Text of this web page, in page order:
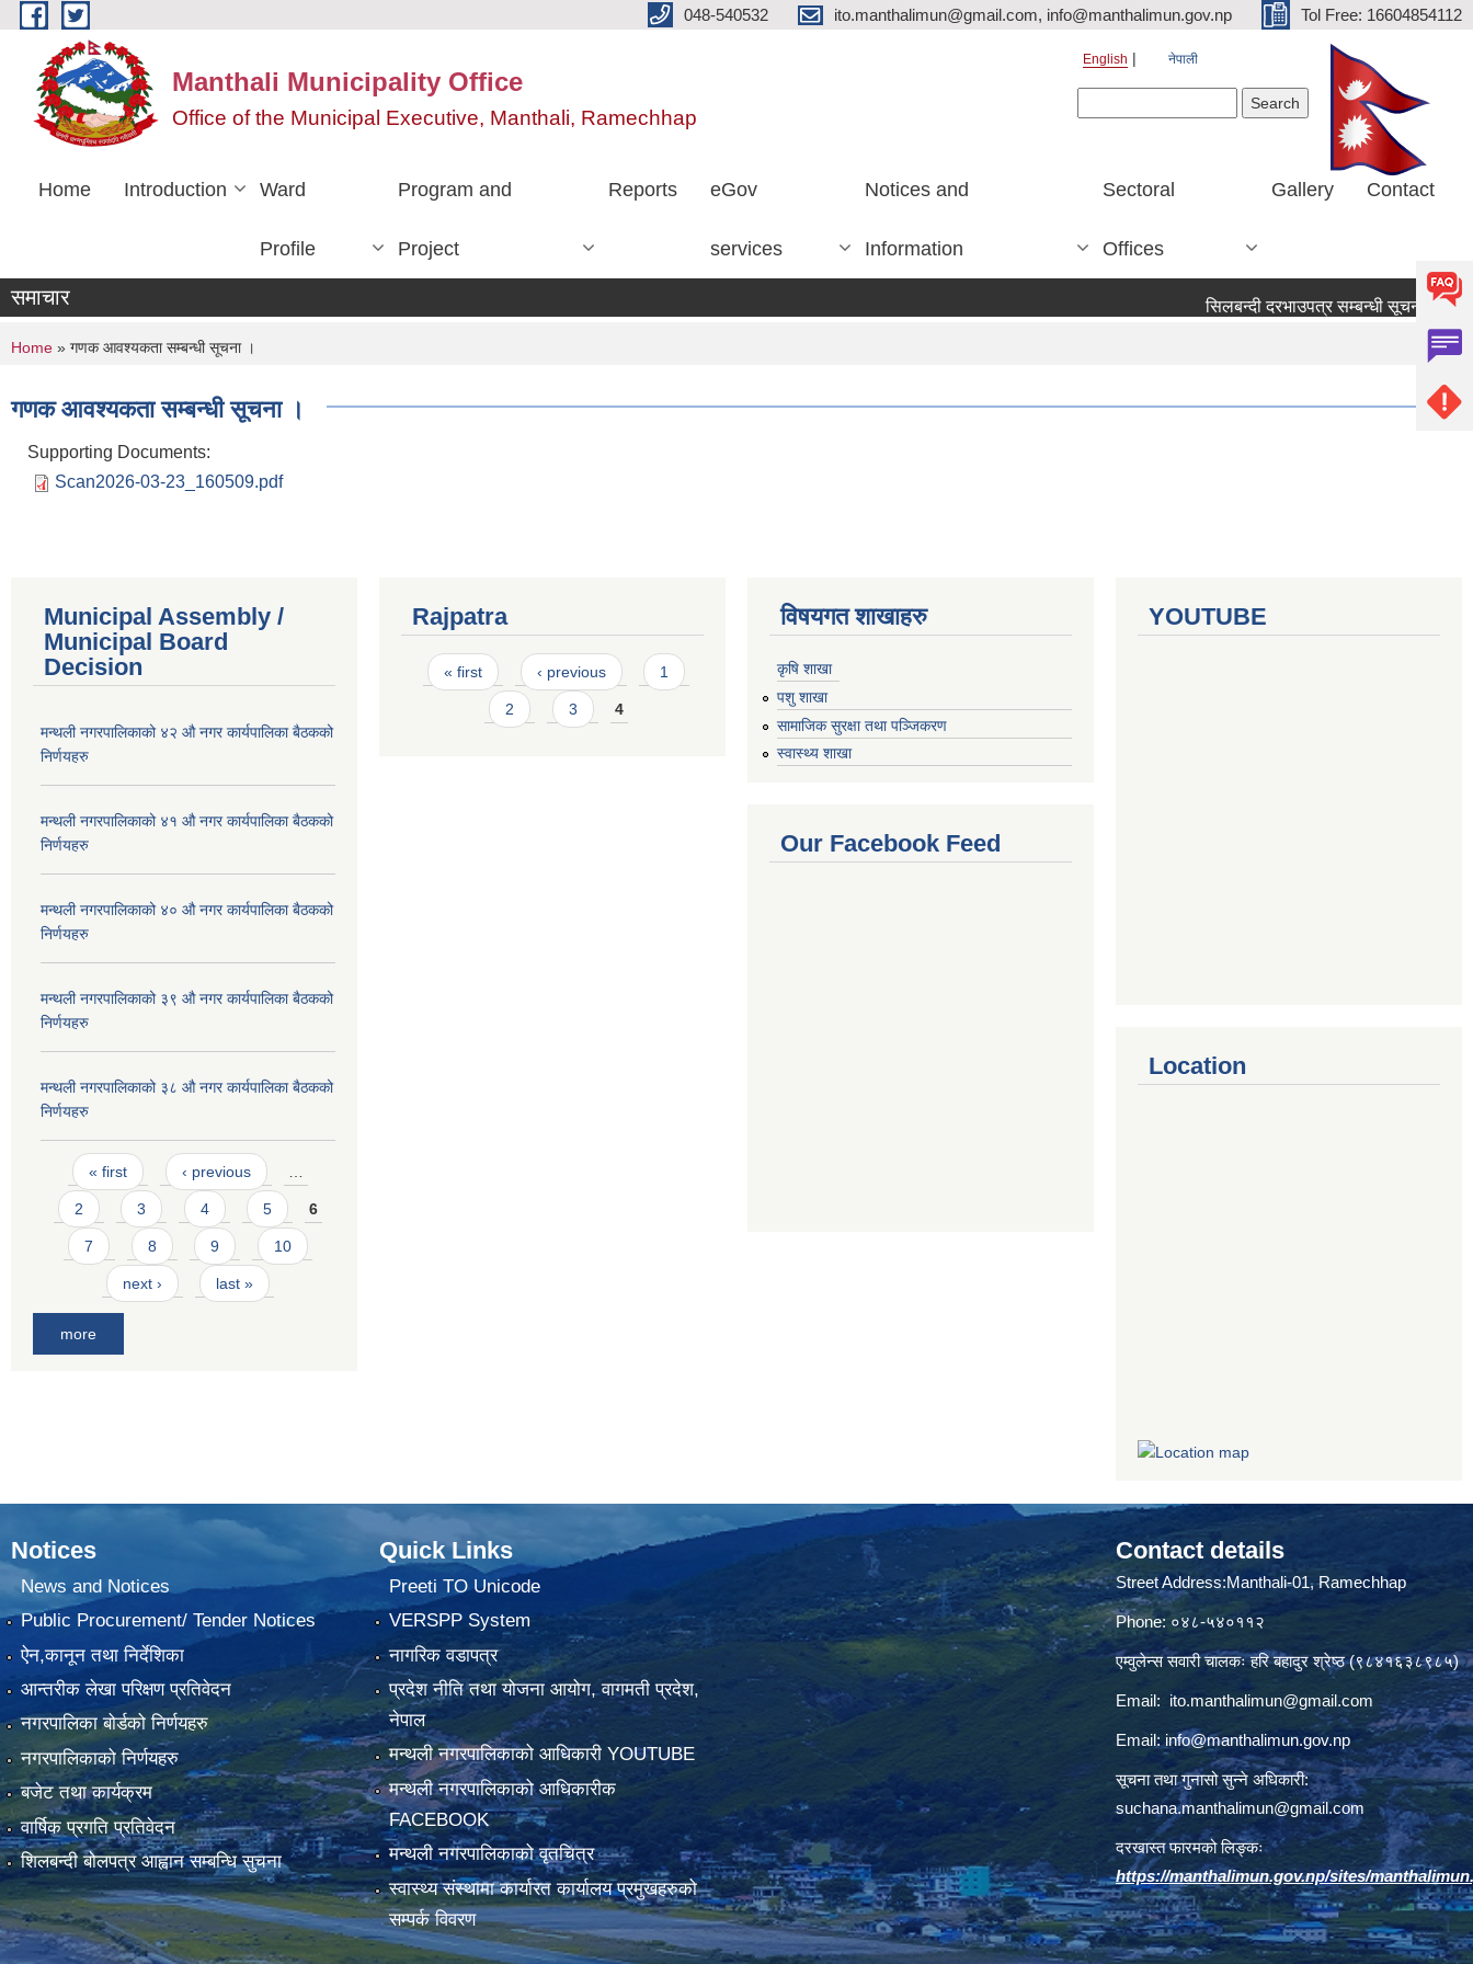
Skip to main content 048-540532 ito.manthalimun@gmail.com, info@manthalimun.gov.np Tol Free: 16604854112
Manthali Municipality Office
Office of the Municipal Executive, Manthali, Ramechhap
English नेपाली
Home Introduction Ward
Profile
Program and
Project
Reports eGov
services
Notices and
Information
Sectoral
Offices
Gallery Contact
समाचार सिलबन्दी दरभाउपत्र सम्बन्धी सूचना ।
You are here
Home » गणक आवश्यकता सम्बन्धी सूचना ।
गणक आवश्यकता सम्बन्धी सूचना ।
Supporting Documents:
Scan2026-03-23_160509.pdf
Municipal Assembly /
Municipal Board
Decision
मन्थली नगरपालिकाको ४२ औ नगर कार्यपालिका बैठकको
निर्णयहरु
मन्थली नगरपालिकाको ४१ औ नगर कार्यपालिका बैठकको
निर्णयहरु
मन्थली नगरपालिकाको ४० औ नगर कार्यपालिका बैठकको
निर्णयहरु
मन्थली नगरपालिकाको ३९ औ नगर कार्यपालिका बैठकको
निर्णयहरु
मन्थली नगरपालिकाको ३८ औ नगर कार्यपालिका बैठकको
निर्णयहरु
Pages
« first ‹ previous
2 3 4 5 6
7 8 9 10
next › last »
more
Rajpatra
Pages
« first ‹ previous 1
2 3 4
विषयगत शाखाहरु
कृषि शाखा
पशु शाखा
सामाजिक सुरक्षा तथा पञ्जिकरण
स्वास्थ्य शाखा
Our Facebook Feed
YOUTUBE
Location
Notices
News and Notices
Public Procurement/ Tender Notices
ऐन,कानून तथा निर्देशिका
आन्तरीक लेखा परिक्षण प्रतिवेदन
नगरपालिका बोर्डको निर्णयहरु
नगरपालिकाको निर्णयहरु
बजेट तथा कार्यक्रम
वार्षिक प्रगति प्रतिवेदन
शिलबन्दी बोलपत्र आह्वान सम्बन्धि सुचना
Quick Links
Preeti TO Unicode
VERSPP System
नागरिक वडापत्र
प्रदेश नीति तथा योजना आयोग, वागमती प्रदेश,
नेपाल
मन्थली नगरपालिकाको आधिकारी YOUTUBE
मन्थली नगरपालिकाको आधिकारीक
FACEBOOK
मन्थली नगरपालिकाको वृतचित्र
स्वास्थ्य संस्थामा कार्यारत कार्यालय प्रमुखहरुको
सम्पर्क विवरण
Contact details
Street Address:Manthali-01, Ramechhap
Phone: ०४८-५४०११२
एम्वुलेन्स सवारी चालकः हरि बहादुर श्रेष्ठ (९८४१६३८९८५)
Email: ito.manthalimun@gmail.com
Email:info@manthalimun.gov.np
सूचना तथा गुनासो सुन्ने अधिकारी:
suchana.manthalimun@gmail.com
दरखास्त फारमको लिङ्कः
https://manthalimun.gov.np/sites/